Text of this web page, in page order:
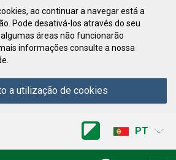
ao continuar a navegar está a
Pode desativá-los através do seu
áreas não funcionarão
informações consulte a nossa
a utilização de cookies
PT